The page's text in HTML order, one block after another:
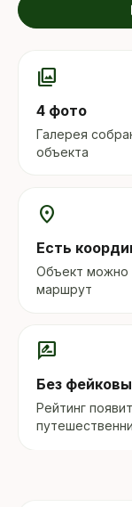
photo_library
4 фото
Галерея
объекта
location_on
Есть
Объект можно
маршрут
rate_review
Без
Рейтинг